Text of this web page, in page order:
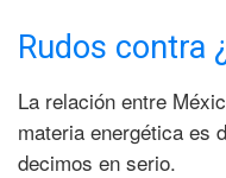
Rudos contra
La relación entre
materia energética es
decimos en serio.